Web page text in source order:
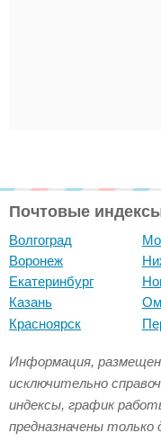
Почтовые
Волгоград
Воронеж
Екатеринбург
Казань
Красноярск
Информация,
исключительно
индексы, график
предназначены